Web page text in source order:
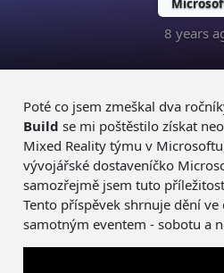
8 years
Poté co jsem zmeškal dva
Build se mi poštěstilo získat
Mixed Reality týmu v
vývojářské dostaveníčko
samozřejmě jsem tuto
Tento příspěvek shrnuje dění
samotným eventem - sobotu a